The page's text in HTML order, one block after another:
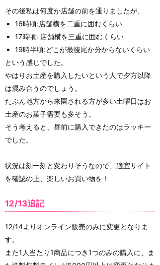
その後私は何度か店舗の前を通りましたが、
16時頃:店舗横を二重に囲むくらい
17時頃: 店舗横を三重に囲むくらい
19時半頃:どこが最後尾か分からないくらい
という感じでした。
やはりお土産を購入したいという人で夕方以降
は混み合うのでしょう。
たぶん地方から来園される方が多い土曜日はお
土産のお菓子需要も多そう。
そう考えると、昼前に購入できたのはラッキー
でした。
状況は刻一刻と変わりそうなので、適宜サイト
を確認の上、楽しいお買い物を！
12/13追記
12/14よりオンライン販売のみに変更となりま
す。
また1人当たり1商品につき1つのみの購入に、ま